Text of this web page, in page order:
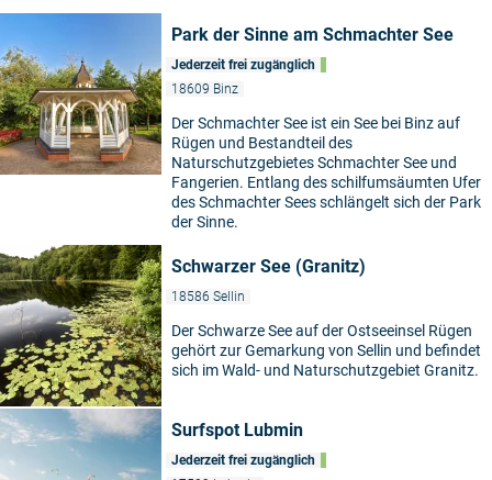
Park der Sinne am Schmachter See
Jederzeit frei zugänglich
18609 Binz
Der Schmachter See ist ein See bei Binz auf
Rügen und Bestandteil des
Naturschutzgebietes Schmachter See und
Fangerien. Entlang des schilfumsäumten Ufer
des Schmachter Sees schlängelt sich der Park
der Sinne.
Schwarzer See (Granitz)
18586 Sellin
Der Schwarze See auf der Ostseeinsel Rügen
gehört zur Gemarkung von Sellin und befindet
sich im Wald- und Naturschutzgebiet Granitz.
Surfspot Lubmin
Jederzeit frei zugänglich